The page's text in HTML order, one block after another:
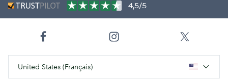
4,5/5
United States (Français)